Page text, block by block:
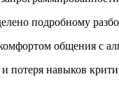
подробному
общения с
потеря навыков